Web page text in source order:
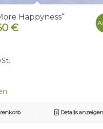
Happyness“
€Aktueller
Details anzeigen